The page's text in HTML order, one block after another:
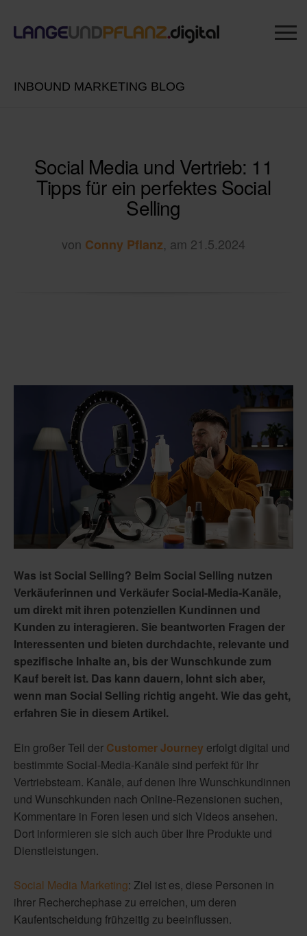
INBOUND MARKETING BLOG
Social Media und Vertrieb: 11
Tipps für ein perfektes Social
Selling
von Conny Pflanz, am 21.5.2024
Was ist Social Selling? Beim Social Selling nutzen
Verkäuferinnen und Verkäufer Social-Media-Kanäle,
um direkt mit ihren potenziellen Kundinnen und
Kunden zu interagieren. Sie beantworten Fragen der
Interessenten und bieten durchdachte, relevante und
spezifische Inhalte an, bis der Wunschkunde zum
Kauf bereit ist. Das kann dauern, lohnt sich aber,
wenn man Social Selling richtig angeht. Wie das geht,
erfahren Sie in diesem Artikel.
Ein großer Teil der Customer Journey erfolgt digital und
bestimmte Social-Media-Kanäle sind perfekt für Ihr
Vertriebsteam. Kanäle, auf denen Ihre Wunschkundinnen
und Wunschkunden nach Online-Rezensionen suchen,
Kommentare in Foren lesen und sich Videos ansehen.
Dort informieren sie sich auch über Ihre Produkte und
Dienstleistungen.
Social Media Marketing: Ziel ist es, diese Personen in
ihrer Recherchephase zu erreichen, um deren
Kaufentscheidung frühzeitig zu beeinflussen.